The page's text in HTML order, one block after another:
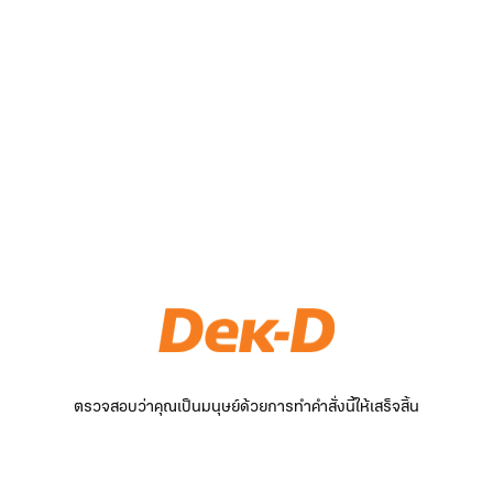
ตรวจสอบว่าคุณเป็นมนุษย์ด้วยการทำคำสั่งนี้ให้เสร็จสิ้น